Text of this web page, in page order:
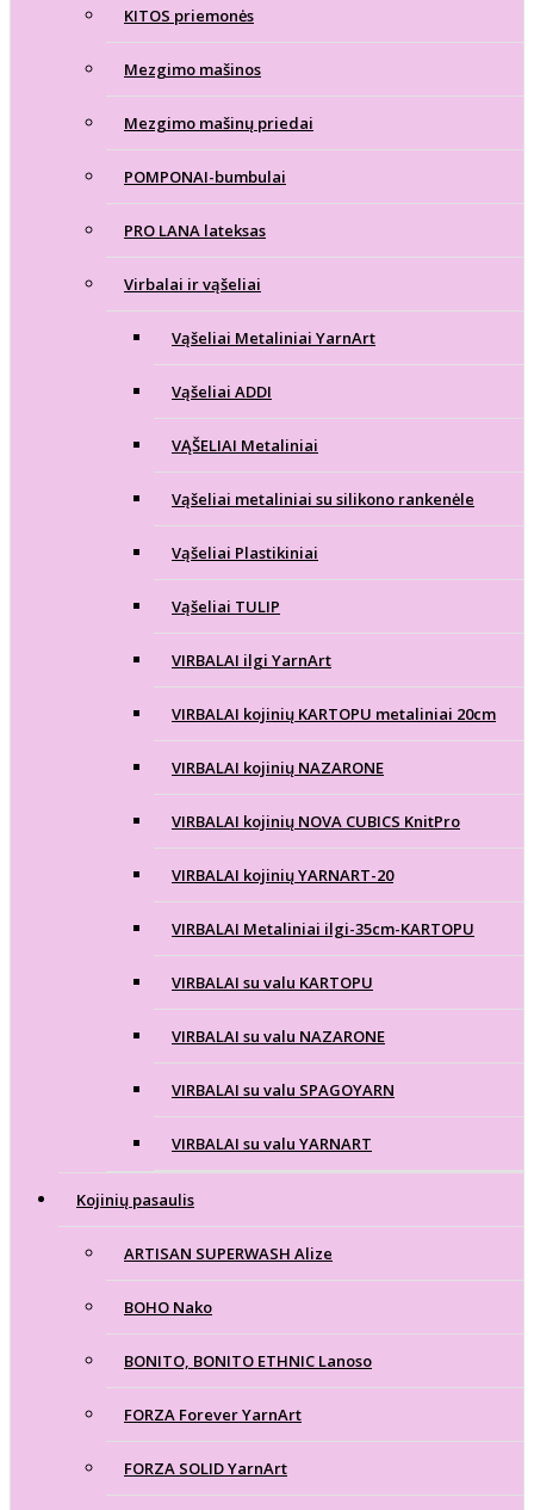
KITOS priemonės
Mezgimo mašinos
Mezgimo mašinų priedai
POMPONAI-bumbulai
PRO LANA lateksas
Virbalai ir vąšeliai
Vąšeliai Metaliniai YarnArt
Vąšeliai ADDI
VĄŠELIAI Metaliniai
Vąšeliai metaliniai su silikono rankenėle
Vąšeliai Plastikiniai
Vąšeliai TULIP
VIRBALAI ilgi YarnArt
VIRBALAI kojinių KARTOPU metaliniai 20cm
VIRBALAI kojinių NAZARONE
VIRBALAI kojinių NOVA CUBICS KnitPro
VIRBALAI kojinių YARNART-20
VIRBALAI Metaliniai ilgi-35cm-KARTOPU
VIRBALAI su valu KARTOPU
VIRBALAI su valu NAZARONE
VIRBALAI su valu SPAGOYARN
VIRBALAI su valu YARNART
Kojinių pasaulis
ARTISAN SUPERWASH Alize
BOHO Nako
BONITO, BONITO ETHNIC Lanoso
FORZA Forever YarnArt
FORZA SOLID YarnArt